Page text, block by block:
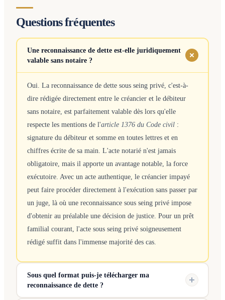
Questions fréquentes
Une reconnaissance de dette est-elle juridiquement
valable sans notaire ?
Oui. La reconnaissance de dette sous seing privé, c'est-à-
dire rédigée directement entre le créancier et le débiteur
sans notaire, est parfaitement valable dès lors qu'elle
respecte les mentions de l'article 1376 du Code civil:
signature du débiteur et somme en toutes lettres et en
chiffres écrite de sa main. L'acte notarié n'est jamais
obligatoire, mais il apporte un avantage notable, la force
exécutoire. Avec un acte authentique, le créancier impayé
peut faire procéder directement à l'exécution sans passer par
un juge, là où une reconnaissance sous seing privé impose
d'obtenir au préalable une décision de justice. Pour un prêt
familial courant, l'acte sous seing privé soigneusement
rédigé suffit dans l'immense majorité des cas.
Sous quel format puis-je télécharger ma
reconnaissance de dette ?